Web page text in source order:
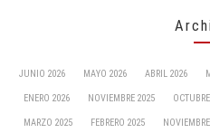
JUNIO 2026 MAYO 2026 ABRIL 2026
ENERO 2026 NOVIEMBRE 2025
MARZO 2025 FEBRERO 2025